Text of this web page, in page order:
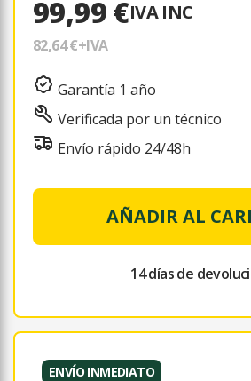
99,99 €IVA INC
82,64 €+IVA
Garantía 1 año
Verificada por un técnico
Envío rápido 24/48h
AÑADIR AL
14 días de
ENVÍO INMEDIATO